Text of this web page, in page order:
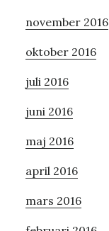
november 2016
oktober 2016
juli 2016
juni 2016
maj 2016
april 2016
mars 2016